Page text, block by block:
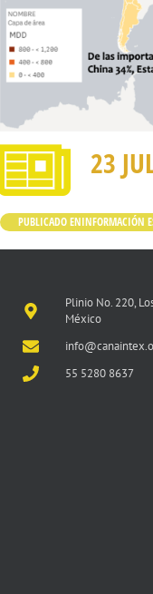
23
PUBLICADO ENINFORMACIÓN
Plinio No. 220,
México
55 5280 8637